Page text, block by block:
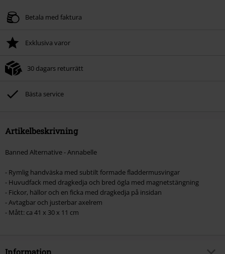
Betala med faktura
Exklusiva varor
30 dagars returrätt
Bästa service
Artikelbeskrivning
Banned Alternative - Annabelle
- Rymlig handväska med subtilt formade fladdermusvingar
- Huvudfack med dragkedja och bred ögla med magnetstängning
- Fickor, hällor och en ficka med dragkedja på insidan
- Avtagbar och justerbar axelrem
- Mått: ca 41 x 30 x 11 cm
Information